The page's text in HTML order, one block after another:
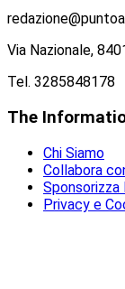
Via Nazionale,
Tel. 3285848178
The
Chi Siamo
Collabora
Privacy e